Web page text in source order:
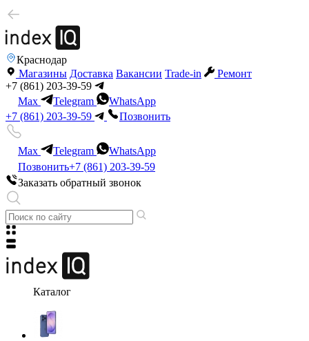
Краснодар
Магазины Доставка Вакансии Trade-in
Ремонт
+7 (861) 203-39-59
Max
Telegram
WhatsApp
+7 (861) 203-39-59
Позвонить
Max Telegram
WhatsApp
Позвонить+7 (861) 203-39-59
Заказать обратный звонок
Каталог